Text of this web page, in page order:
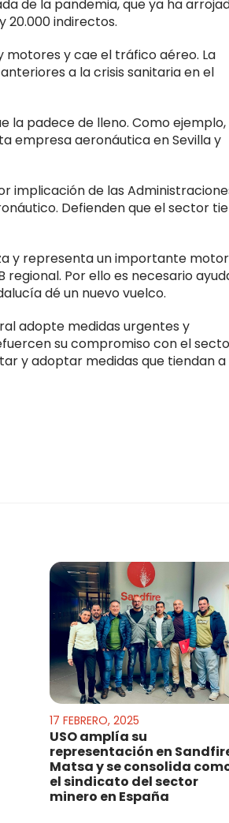
de la pandemia, que ya ha
20.000 indirectos.
motores y cae el tráfico aéreo. La
a la crisis sanitaria en el
la padece de lleno. Como ejemplo,
empresa aeronáutica en Sevilla y
implicación de las
Defienden que el sector
y representa un importante motor
regional. Por ello es necesario
dé un nuevo vuelco.
adopte medidas urgentes y
su compromiso con el
y adoptar medidas que tiendan a
17 FEBRERO, 2025
USO amplía su
representación en
Matsa y se consolida
el sindicato del sector
minero en España